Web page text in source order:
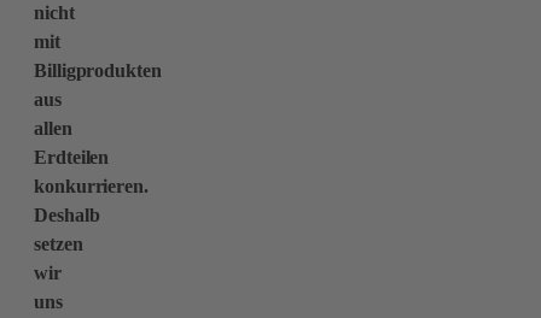
nicht
mit
Billigprodukten
aus
allen
Erdteilen
konkurrieren.
Deshalb
setzen
wir
uns